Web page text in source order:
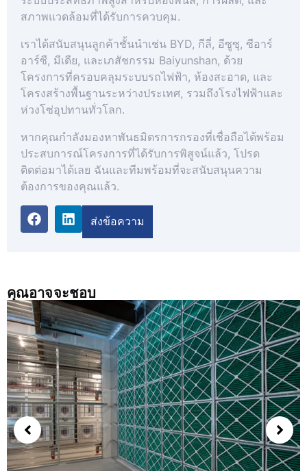
สภาพแวดล้อมที่ได้รับการควบคุม.
เราได้สนับสนุนลูกค้าชั้นนำเช่น BYD, กีลี่, อีซูซุ, ซีอาร์
อาร์ซี, มีเดีย, และเภสัชกรรม Baiyunshan, ด้วย
โครงการที่ครอบคลุมระบบรถไฟฟ้า, ห้องสะอาด, และ
โครงสร้างพื้นฐานระหว่างประเทศ, รวมถึงโรงไฟฟ้าและ
ห่วงโซ่อุปทานทั่วโลก.
หากคุณกำลังมองหาพันธมิตรการกรองที่เชื่อถือได้พร้อม
ประสบการณ์โครงการที่ได้รับการพิสูจน์แล้ว, โปรด
ติดต่อมาได้เลย ฉันและทีมพร้อมที่จะสนับสนุนความ
ต้องการของคุณแล้ว.
ส่งข้อความ
คุณอาจจะชอบ